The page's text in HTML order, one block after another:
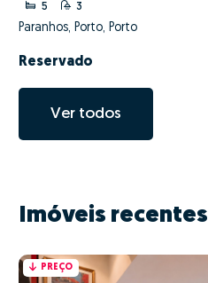
5 3
Paranhos, Porto, Porto
Reservado
Ver todos
Imóveis recentes
PREÇO